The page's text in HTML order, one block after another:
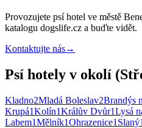
Provozujete psí hotel ve městě
katalogu dogslife.cz a buďte vidět.
Kontaktujte nás→
Psí hotely v okolí
Kladno2Mladá Boleslav2Brandýs
Krupá1Kolín1Králův Dvůr1Lysá
Labem1Mělník1Ohrazenice1 Slaný1